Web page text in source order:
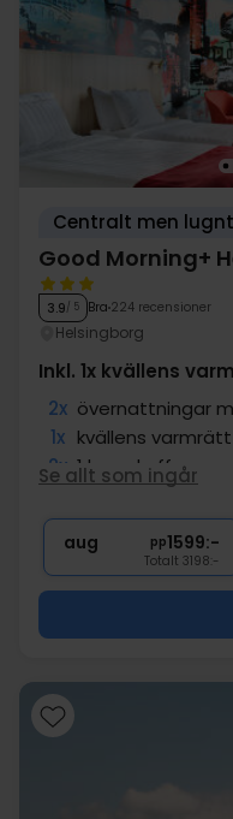
Centralt men
Good Morning+
3.9/ 5 Bra 224 recensioner
Helsingborg
Inkl. 1x kvällens
2x övernattningar
1x kvällens varmrätt
2x 1 kopp kaffe
Tillgång till bastu
∞ Gratis internet
Se allt som ingår
aug pp1599:-
Totalt 3198:-